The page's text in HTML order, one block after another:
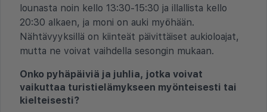
lounasta noin kello 13:30-15:30 ja illallista kello
20:30 alkaen, ja moni on auki myöhään.
Nähtävyyksillä on kiinteät päivittäiset aukioloajat,
mutta ne voivat vaihdella sesongin mukaan.
Onko pyhäpäiviä ja juhlia, jotka voivat
vaikuttaa turistielämykseen myönteisesti tai
kielteisesti?